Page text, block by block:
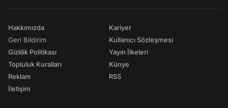
Hakkımızda
Geri Bildirim
Gizlilik Politikası
Topluluk Kuralları
Reklam
İletişim
Kariyer
Kullanıcı Sözleşmesi
Yayın İlkeleri
Künye
RSS